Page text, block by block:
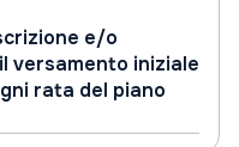
e/o
versamento iniziale
rata del piano